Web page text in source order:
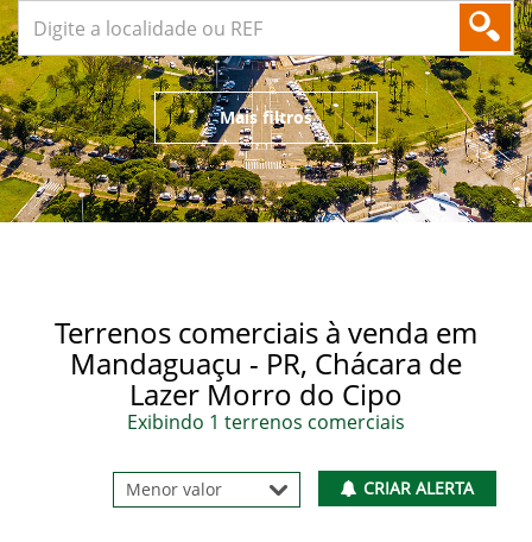
Mais filtros
Terrenos comerciais à venda em
Mandaguaçu - PR, Chácara de
Lazer Morro do Cipo
Exibindo 1 terrenos comerciais
CRIAR ALERTA